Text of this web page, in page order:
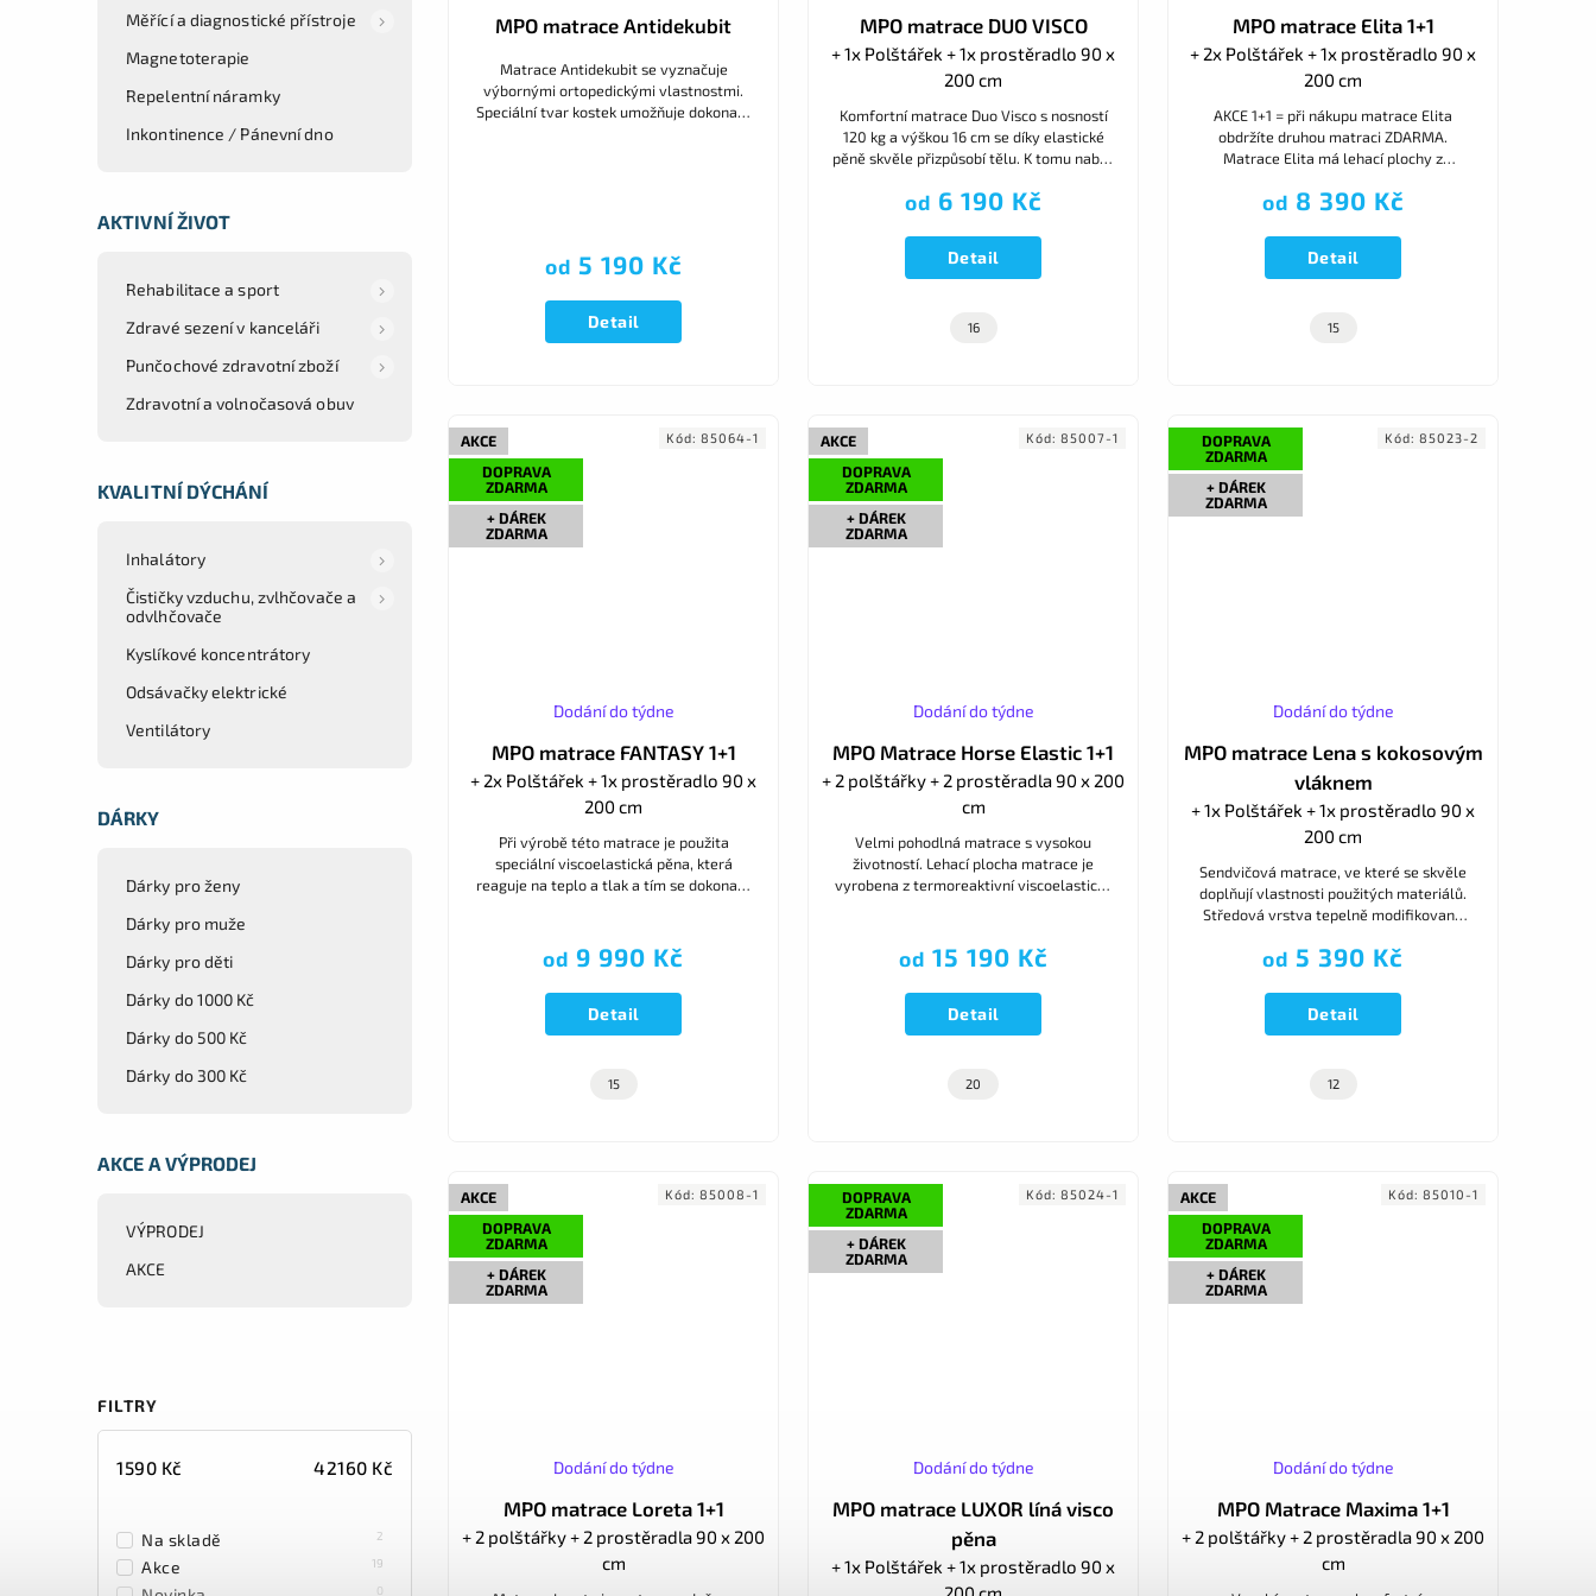
Měřící a diagnostické přístroje
Magnetoterapie
Repelentní náramky
Inkontinence / Pánevní dno
AKTIVNÍ ŽIVOT
Rehabilitace a sport
Zdravé sezení v kanceláři
Punčochové zdravotní zboží
Zdravotní a volnočasová obuv
KVALITNÍ DÝCHÁNÍ
Inhalátory
Čističky vzduchu, zvlhčovače a
odvlhčovače
Kyslíkové koncentrátory
Odsávačky elektrické
Ventilátory
DÁRKY
Dárky pro ženy
Dárky pro muže
Dárky pro děti
Dárky do 1000 Kč
Dárky do 500 Kč
Dárky do 300 Kč
AKCE A VÝPRODEJ
VÝPRODEJ
AKCE
FILTRY
1590 Kč 42160 Kč
Na skladě 2
Akce 19
0
MPO matrace Antidekubit
od 5 190 Kč
Detail
Matrace Antidekubit se vyznačuje
výbornými ortopedickými vlastnostmi.
Speciální tvar kostek umožňuje dokonalé
MPO matrace DUO VISCO
+ 1x Polštářek + 1x prostěradlo 90 x
200 cm
od 6 190 Kč
Detail
Komfortní matrace Duo Visco s nosností
120 kg a výškou 16 cm se díky elastické
pěně skvěle přizpůsobí tělu. K tomu nabízí
tuhostmi.
16
MPO matrace Elita 1+1
+ 2x Polštářek + 1x prostěradlo 90 x
200 cm
od 8 390 Kč
Detail
AKCE 1+1 = při nákupu matrace Elita
obdržíte druhou matraci ZDARMA.
Matrace Elita má lehací plochy z
pěny. Dárek anatomický polštář ke...
15
AKCE
DOPRAVA
ZDARMA
+ DÁREK
ZDARMA
MPO matrace FANTASY 1+1
+ 2x Polštářek + 1x prostěradlo 90 x
200 cm
Dodání do týdne
od 9 990 Kč
Detail
Při výrobě této matrace je použita
speciální viscoelastická pěna, která
reaguje na teplo a tlak a tím se dokonale
15
Kód: 85064-1
AKCE
DOPRAVA
ZDARMA
+ DÁREK
ZDARMA
MPO Matrace Horse Elastic 1+1
+ 2 polštářky + 2 prostěradla 90 x 200
cm
Dodání do týdne
od 15 190 Kč
Detail
Velmi pohodlná matrace s vysokou
životností. Lehací plocha matrace je
vyrobena z termoreaktivní viscoelastické
20
Kód: 85007-1
DOPRAVA
ZDARMA
+ DÁREK
ZDARMA
MPO matrace Lena s kokosovým
vláknem
+ 1x Polštářek + 1x prostěradlo 90 x
200 cm
Dodání do týdne
od 5 390 Kč
Detail
Sendvičová matrace, ve které se skvěle
doplňují vlastnosti použitých materiálů.
Středová vrstva tepelně modifikované
vlákna v kombinaci se...
12
Kód: 85023-2
AKCE
DOPRAVA
ZDARMA
+ DÁREK
ZDARMA
MPO matrace Loreta 1+1
+ 2 polštářky + 2 prostěradla 90 x 200
cm
Dodání do týdne
Kód: 85008-1
DOPRAVA
ZDARMA
+ DÁREK
ZDARMA
MPO matrace LUXOR líná visco
pěna
+ 1x Polštářek + 1x prostěradlo 90 x
Dodání do týdne
Kód: 85024-1
AKCE
DOPRAVA
ZDARMA
+ DÁREK
ZDARMA
MPO Matrace Maxima 1+1
+ 2 polštářky + 2 prostěradla 90 x 200
cm
Dodání do týdne
Kód: 85010-1